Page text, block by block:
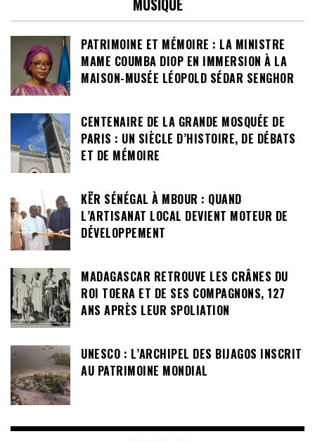
MUSIQUE
PATRIMOINE ET MÉMOIRE : LA MINISTRE
MAME COUMBA DIOP EN IMMERSION À LA
MAISON-MUSÉE LÉOPOLD SÉDAR SENGHOR
CENTENAIRE DE LA GRANDE MOSQUÉE DE
PARIS : UN SIÈCLE D’HISTOIRE, DE DÉBATS
ET DE MÉMOIRE
KËR SÉNÉGAL À MBOUR : QUAND
L’ARTISANAT LOCAL DEVIENT MOTEUR DE
DÉVELOPPEMENT
MADAGASCAR RETROUVE LES CRÂNES DU
ROI TOERA ET DE SES COMPAGNONS, 127
ANS APRÈS LEUR SPOLIATION
UNESCO : L’ARCHIPEL DES BIJAGOS INSCRIT
AU PATRIMOINE MONDIAL